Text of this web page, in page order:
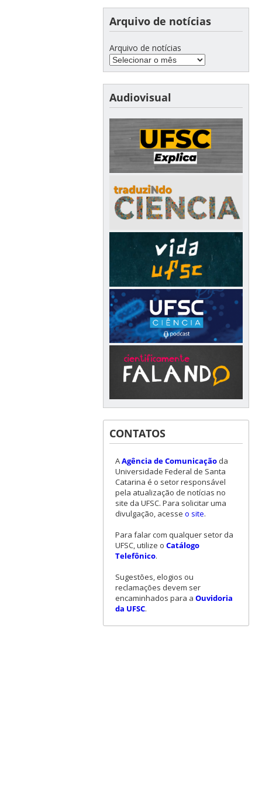
Arquivo de notícias
Arquivo de notícias
Audiovisual
CONTATOS
AAgência de Comunicaçãoda
Universidade Federal de Santa
Catarina é o setor responsável
pela atualização de notícias no
site da UFSC. Para solicitar uma
divulgação, acesse o site.
Para falar com qualquer setor da
UFSC, utilize o Catálogo
Telefônico.
Sugestões, elogios ou
reclamações devem ser
encaminhados para a Ouvidoria
da UFSC.